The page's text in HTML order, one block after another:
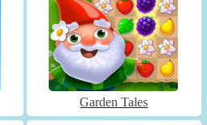
Garden Tales